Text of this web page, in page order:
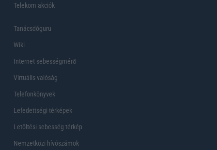
Telekom akciók
Tanácsdóguru
Wiki
Internet sebességmérő
Virtuális valóság
Telefonkönyvek
Lefedettségi térképek
Letöltési sebesség térkép
Nemzetközi hívószámok